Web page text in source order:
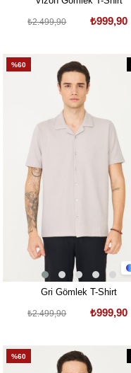
₺999,90
₺2.499,90
%60
Gri Gömlek T-Shirt
₺999,90
₺2.499,90
%60